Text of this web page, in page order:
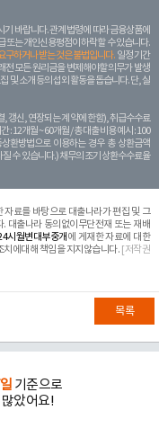
바랍니다. 관계 법령에 따라 금융상품에
또는 개인신용평점이 하락할 수 있습니다.
구하거나 받는 것은 불법입니다. 일정 기간
모든 원리금을 변제해야할 의무가 발생
및 소개 등의 섭외 활동을 돕습니다. 단, 실
, 갱신, 연장되는 계 약에 한함), 취급수수료
: 12개월 ~ 60개월 / 총 대출 비용 예시 : 100
환방법으로 이용하는 경우 총 상환금액
수 있습니다.) 채무의 조기 상환수수료율
자료를 바탕으로 대출나라가 편집 및 그
대출나라 동의없이무단전재 또는 재배
시월변대부중개 에 게재한 자료에 대한
치에대해 책임을 지지않습니다. [저작권
목록
기준으로
았어요!